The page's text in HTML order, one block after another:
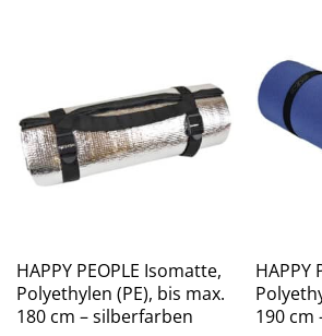
HAPPY PEOPLE Isomatte,
Polyethylen (PE), bis max.
180 cm – silberfarben
HAPPY
190 cm